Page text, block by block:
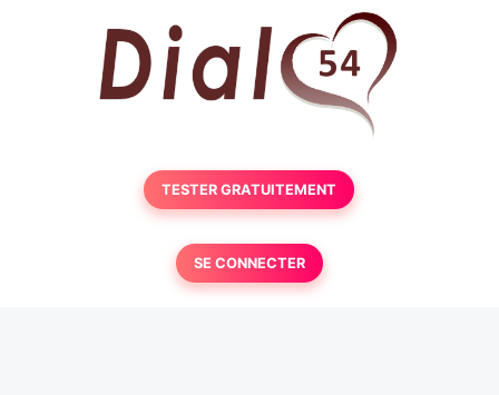
TESTER GRATUITEMENT
SE CONNECTER